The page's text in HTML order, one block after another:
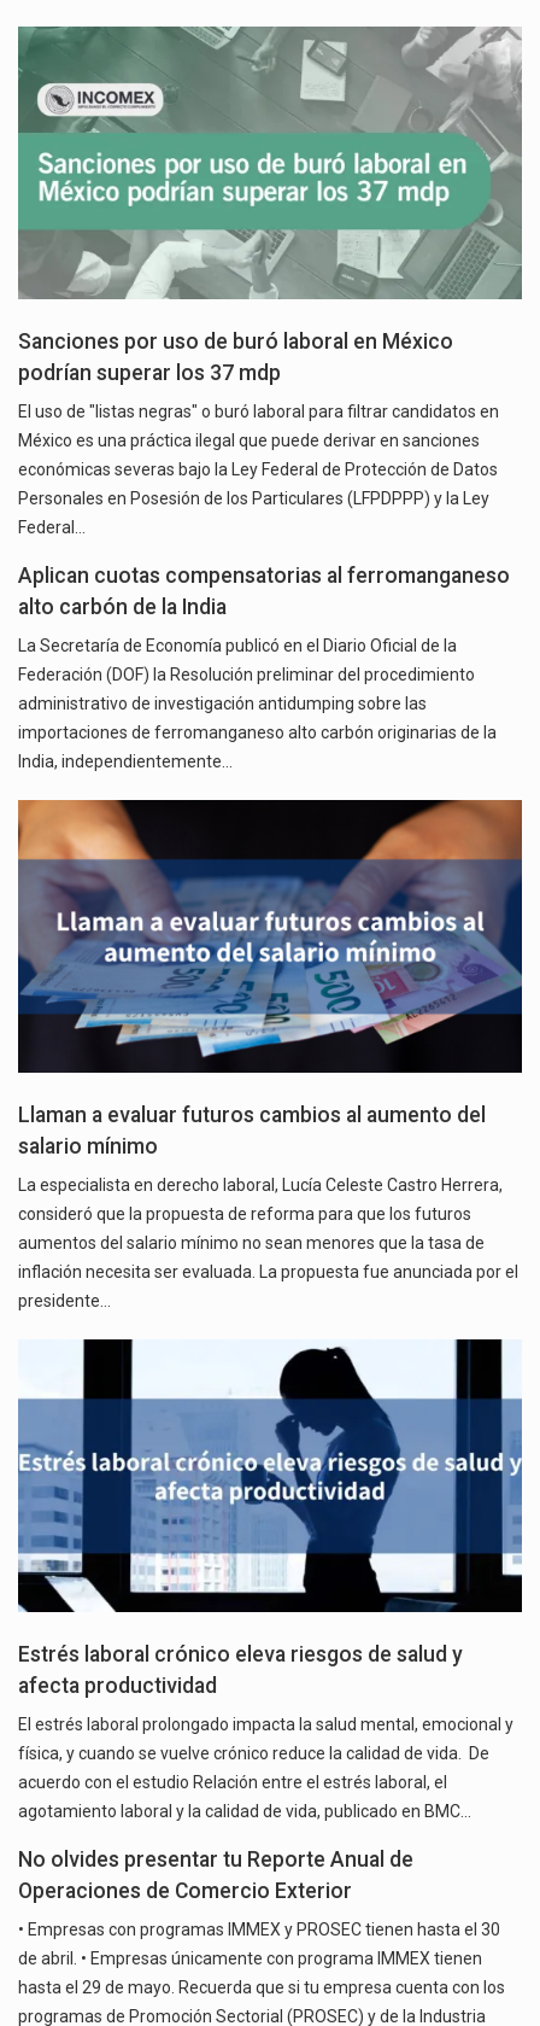
Sanciones por uso de buró laboral en México
podrían superar los 37 mdp
El uso de "listas negras" o buró laboral para filtrar candidatos en
México es una práctica ilegal que puede derivar en sanciones
económicas severas bajo la Ley Federal de Protección de Datos
Personales en Posesión de los Particulares (LFPDPPP) y la Ley
Federal…
Aplican cuotas compensatorias al ferromanganeso
alto carbón de la India
La Secretaría de Economía publicó en el Diario Oficial de la
Federación (DOF) la Resolución preliminar del procedimiento
administrativo de investigación antidumping sobre las
importaciones de ferromanganeso alto carbón originarias de la
India, independientemente…
Llaman a evaluar futuros cambios al aumento del
salario mínimo
La especialista en derecho laboral, Lucía Celeste Castro Herrera,
consideró que la propuesta de reforma para que los futuros
aumentos del salario mínimo no sean menores que la tasa de
inflación necesita ser evaluada. La propuesta fue anunciada por el
presidente…
Estrés laboral crónico eleva riesgos de salud y
afecta productividad
El estrés laboral prolongado impacta la salud mental, emocional y
física, y cuando se vuelve crónico reduce la calidad de vida. De
acuerdo con el estudio Relación entre el estrés laboral, el
agotamiento laboral y la calidad de vida, publicado en BMC…
No olvides presentar tu Reporte Anual de
Operaciones de Comercio Exterior
• Empresas con programas IMMEX y PROSEC tienen hasta el 30
de abril. • Empresas únicamente con programa IMMEX tienen
hasta el 29 de mayo. Recuerda que si tu empresa cuenta con los
programas de Promoción Sectorial (PROSEC) y de la Industria